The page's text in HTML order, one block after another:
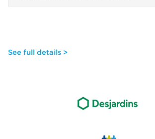
See full details >